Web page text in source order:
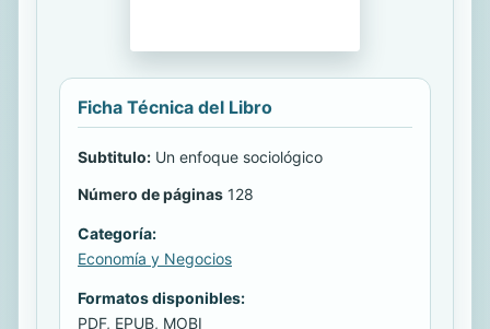
Ficha Técnica del Libro
Subtitulo: Un enfoque sociológico
Número de páginas 128
Categoría:
Economía y Negocios
Formatos disponibles:
PDF, EPUB, MOBI